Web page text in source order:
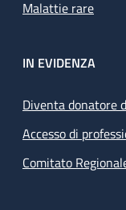
Malattie rare
IN EVIDENZA
Diventa donatore
Accesso di
Comitato